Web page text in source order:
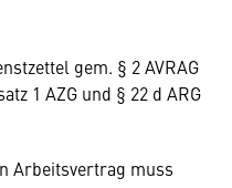
gem. § 2 AVRAG
1 AZG und § 22 d ARG
Arbeitsvertrag muss